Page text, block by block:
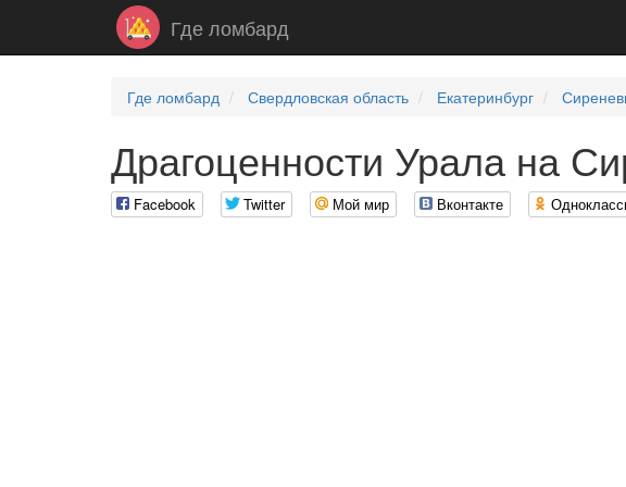
Где ломбард
Где ломбард Свердловская область Екатеринбург
Драгоценности Урала на
Facebook Twitter Мой мир Вконтакте